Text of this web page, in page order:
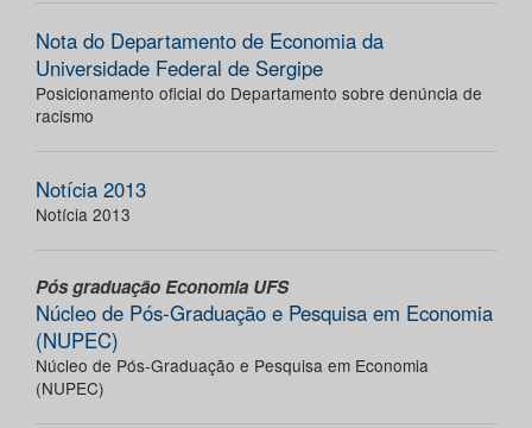
Nota do Departamento de Economia da
Universidade Federal de Sergipe
Posicionamento oficial do Departamento sobre denúncia de
racismo
Notícia 2013
Notícia 2013
Pós graduação Economia UFS
Núcleo de Pós-Graduação e Pesquisa em Economia
(NUPEC)
Núcleo de Pós-Graduação e Pesquisa em Economia
(NUPEC)